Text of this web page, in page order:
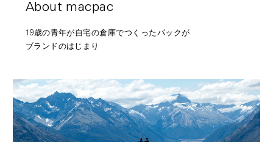
About macpac
19歳の青年が自宅の倉庫でつくったパックが
ブランドのはじまり